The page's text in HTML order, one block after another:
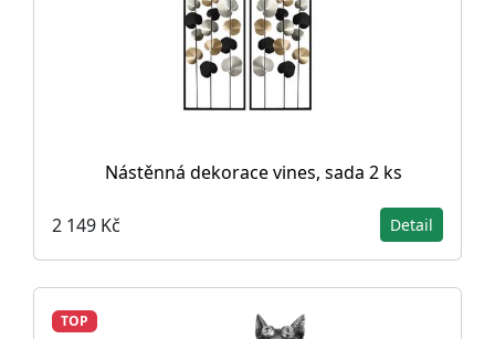
Nástěnná dekorace vines, sada 2 ks
2 149 Kč Detail
TOP